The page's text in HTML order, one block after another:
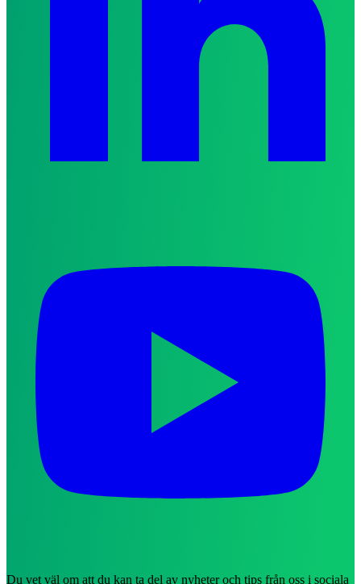
Du vet väl om att du kan ta del av nyheter och tips från oss i sociala